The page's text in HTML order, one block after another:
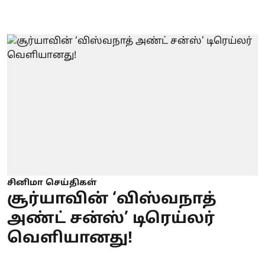
சினிமா செய்திகள்
சூர்யாவின் ‘விஸ்வநாத்
அண்ட் சன்ஸ்’ டிரெய்லர்
வெளியானது!